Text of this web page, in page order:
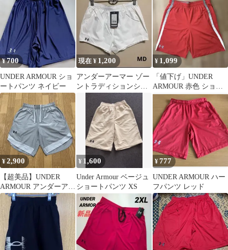
¥700
UNDER ARMOUR ショ
ートパンツ ネイビー
現在 ¥ 1,200
アンダーアーマー ゾー
ントラディションショ
ーツ メンズ MD ショー
トパンツ
¥ 1,099
「値下げ」UNDER
ARMOUR 赤色 ショー
トパンツ Lサイズ
¥2,900
【超美品】UNDER
ARMOUR アンダーアー
マー ハーフパンツ
灰色 M
¥ 1,600
Under Armour ベージュ
ショートパンツ XS
¥777
UNDER ARMOUR ハー
フパンツ レッド